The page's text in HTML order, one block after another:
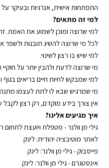
התפתחות אישית, אנרגיות ובעיקר
למי זה מתאים?
למי שרוצה ומוכן לשמוע את האמת.
לכל מי שרוצה להשיג תובנות ולשפר
למי שיש בו רצון לשינוי.
מי שרוצה לדעת ולהבין יותר על חוקיי
למי שמבקש לחיות חיים בריאים בגוף
מי שמרגיש שבא לו לתת לעצמו מתנה
אין צורך בידע מוקדם, רק רצון
איך מגיעים אלינו?
גילי מן וולנר - מטפלת ויועצת לתחום
לאתר מוטיבציה יהודית: ⁠⁠⁠לינק
פייסבוק - גילי מן וולנר: ⁠⁠⁠לינק
אינסטגרם - גילי מן וולנר: ⁠⁠⁠לינק